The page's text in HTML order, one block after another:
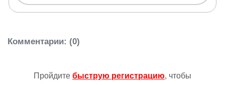
Комментарии: (0)
Пройдите быструю регистрацию, чтобы